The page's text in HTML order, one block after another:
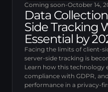
Coming soon-October 14,
Data
Side Tracking
Essential by
Facing the limits of client-
server-side tracking is
Learn how this technology
compliance with GDPR,
performance in a privacy-